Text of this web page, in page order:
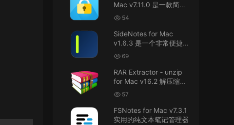
谢谢分享~
来源： AppleIGC.kext v1.8 黑苹果2.5G有线网卡
u9121732520675862 • 2026-07-22
可以重新发送夸克的资源吗，夸克的已经失
效了
Tahoe 26官方原版系统Windows110环境下
VMware Workstation 17 Pro虚拟机黑苹果双系统
Mac v7.11.0 是一款简单
好用的Mac应用加密软件
54
SideNotes for Mac
v1.6.3 是一个非常便捷的
笔记软件
69
RAR Extractor - unzip
for Mac v16.2 解压缩工
具 57
FSNotes for Mac v7.3.1
实用的纯文本笔记管理器